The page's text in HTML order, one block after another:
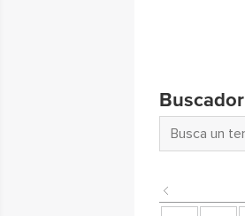
Buscador